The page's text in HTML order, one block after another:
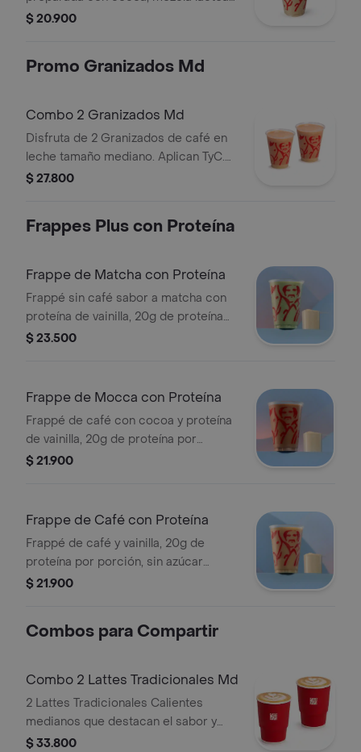
reducida en azúcar, decorada con
$ 20.900
Promo Granizados Md
Combo 2 Granizados Md
Disfruta de 2 Granizados de café en
leche tamaño mediano. Aplican TyC.
Producto sujeto a disponibilidad en
$ 27.800
Frappes Plus con Proteína
Frappe de Matcha con Proteína
Frappé sin café sabor a matcha con
proteína de vainilla, 20g de proteína
por porción, sin azúcar añadida,
$ 23.500
Frappe de Mocca con Proteína
Frappé de café con cocoa y proteína
de vainilla, 20g de proteína por
porción, sin azúcar añadida, textura
$ 21.900
Frappe de Café con Proteína
Frappé de café y vainilla, 20g de
proteína por porción, sin azúcar
añadida. Textura granizada y
$ 21.900
Combos para Compartir
Combo 2 Lattes Tradicionales Md
2 Lattes Tradicionales Calientes
medianos que destacan el sabor y
aroma del café Juan Valdez.
$ 33.800